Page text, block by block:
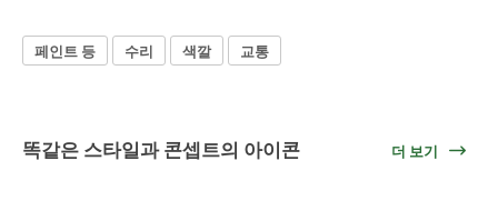
페인트 등 수리 색깔 교통
똑같은 스타일과 콘셉트의 아이콘 더 보기